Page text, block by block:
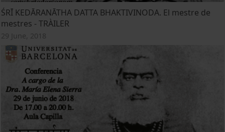
ŚRĪ KEDĀRANĀTHA DATTA BHAKTIVINODA. El mestre de
mestres - TRÀILER
29 June, 2018